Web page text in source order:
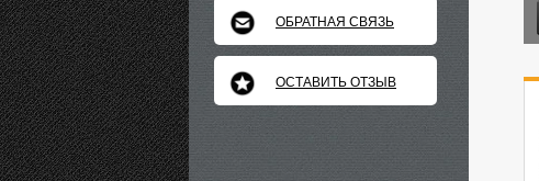
ОБРАТНАЯ СВЯЗЬ
ОСТАВИТЬ ОТЗЫВ